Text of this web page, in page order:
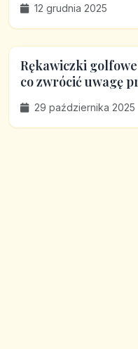
12 grudnia 2025
Rękawiczki
co zwrócić uwagę
29 października 2025